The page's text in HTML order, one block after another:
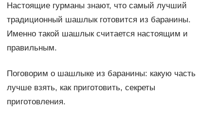
Настоящие гурманы знают, что самый лучший
традиционный шашлык готовится из баранины.
Именно такой шашлык считается настоящим и
правильным.
Поговорим о шашлыке из баранины: какую часть
лучше взять, как приготовить, секреты
приготовления.